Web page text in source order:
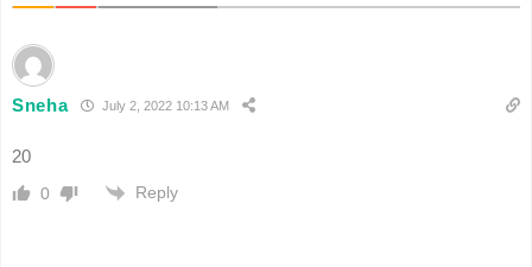
Sneha July 2, 2022 10:13 AM
20
0 Reply